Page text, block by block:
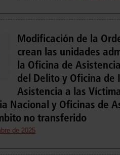
Modificación de la
crean las unidades
la Oficina de
del Delito y Oficina de
Asistencia a las
Nacional y Oficinas de
no transferido
de 2025